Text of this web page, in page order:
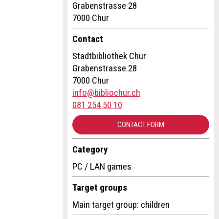
15:45 - 17:45 h
Grabenstrasse 28
7000 Chur
Contact
Stadtbibliothek Chur
Grabenstrasse 28
7000 Chur
info@bibliochur.ch
081 254 50 10
CONTACT FORM
Category
PC / LAN games
Target groups
Main target group: children